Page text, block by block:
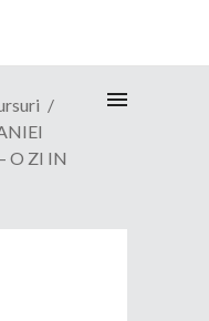
O ZI IN